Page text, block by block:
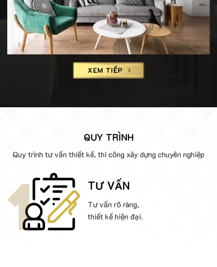
XEM TIẾP
QUY TRÌNH
Quy trình tư vấn thiết kế, thi công xây dựng chuyên nghiệp
TƯ VẤN
Tư vấn rõ ràng,
thiết kế hiện đại.